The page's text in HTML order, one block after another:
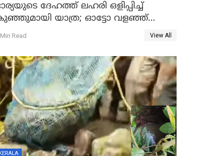
ദേഹത്ത് ലഹരി ഒളിപ്പിച്ച്
യാത്ര; ഓട്ടോ വളഞ്ഞ്
പിടികൂടി പൊലീസ്
Read View All
KERALA